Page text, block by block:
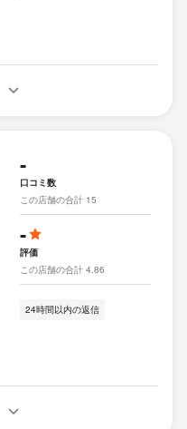
-
口コミ数
この店舗の合計 15
-
評価
この店舗の合計 4.86
24時間以内の返信